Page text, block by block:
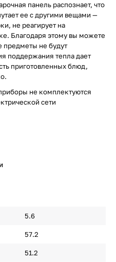
панель распознает, что
ее с другими вещами —
не реагирует на
Благодаря этому вы можете
предметы не будут
поддержания тепла дает
приготовленных блюд,
не комплектуются
сети
5.6
57.2
51.2